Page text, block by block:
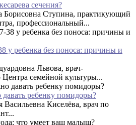
сечения?
Борисовна Ступина, практикующий
профессиональный...
у ребенка без поноса: причины и
Львова, врач-
Центра семейной культуры...
ребенку помидоры?
Васильевна Киселёва, врач по